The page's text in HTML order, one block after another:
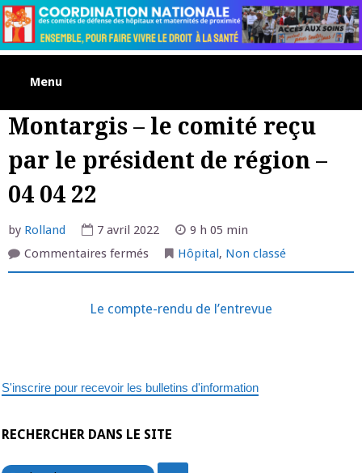
Skip
to
content
Menu
Montargis – le comité reçu
par le président de région –
04 04 22
by Rolland 7 avril 2022
9 h 05 min
Commentaires ferméssur
Montargis
–
reçu
04
04
Hôpital, Non classé
Le compte-rendu de l’entrevue
S'inscrire pour recevoir les bulletins d'information
RECHERCHER DANS LE SITE